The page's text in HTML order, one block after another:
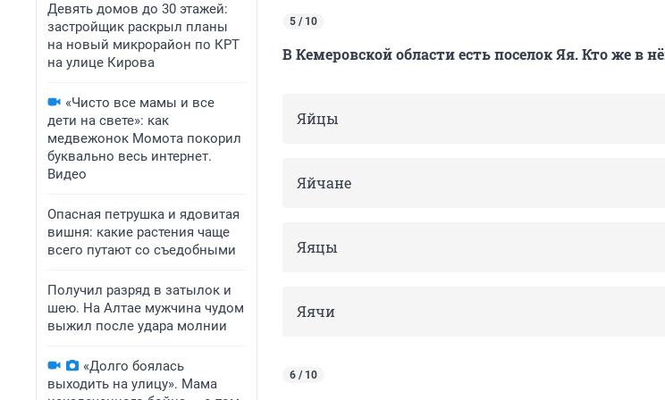
Девять домов до 30 этажей:
застройщик раскрыл планы
на новый микрорайон по КРТ
на улице Кирова
«Чисто все мамы и все
дети на свете»: как
медвежонок Момота покорил
буквально весь интернет.
Видео
Опасная петрушка и ядовитая
вишня: какие растения чаще
всего путают со съедобными
Получил разряд в затылок и
шею. На Алтае мужчина чудом
выжил после удара молнии
«Долго боялась
выходить на улицу». Мама
5 / 10
В Кемеровской области есть поселок Яя. Кто же в
Яйцы
Яйчане
Яяцы
Яячи
6 / 10